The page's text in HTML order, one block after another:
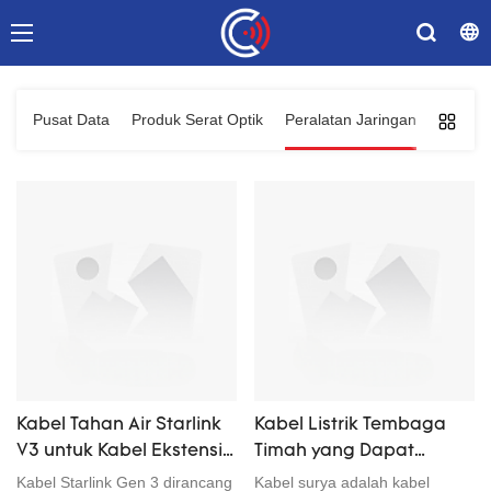
Pusat Data Produk Serat Optik Peralatan Jaringan Solusi
Kabel Tahan Air Starlink
V3 untuk Kabel Ekstensi
Pengganti Starlink Gen 3
Kabel Starlink Gen 3 dirancang
Kabel Listrik Tembaga
Timah yang Dapat
Disesuaikan dengan
Kabel surya adalah kabel